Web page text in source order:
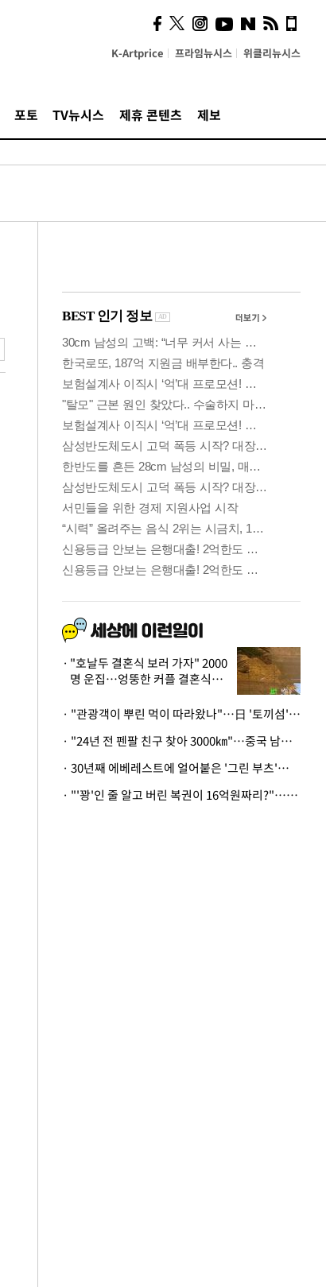
K-Artprice 프라임뉴시스 위클리뉴시스
포토 TV뉴시스 제휴 콘텐츠 제보
사이 해답 찾았죠"…알을
깨고 나온 '초자아'
"호날두 결혼식 보러 가자" 2000
명 운집…엉뚱한 커플 결혼식에
· "관광객이 뿌린 먹이 따라왔나"…日 '토끼섬' 멧돼지, 토끼까지 사냥
· "24년 전 펜팔 친구 찾아 3000㎞"…중국 남성 사연에 '뭉클'
· 30년째 에베레스트에 얼어붙은 '그린 부츠'…드디어 가족 품으로
· "'꽝'인 줄 알고 버린 복권이 16억원짜리?"…극적으로 되찾은 사연